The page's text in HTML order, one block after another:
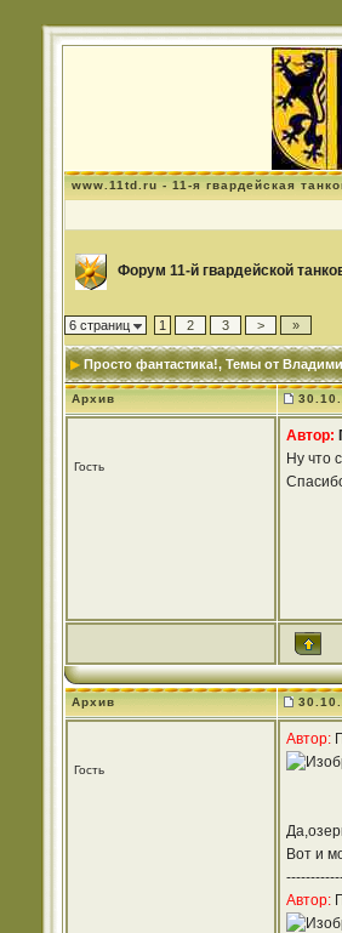
www.11td.ru - 11-я гвардейская
Форум 11-й гвардейской
6 страниц 1 2 3 > »
Просто фантастика!, Темы от
Архив
Гость
Автор:
Ну что
Архив
Гость
Автор:
Вот и
Автор: